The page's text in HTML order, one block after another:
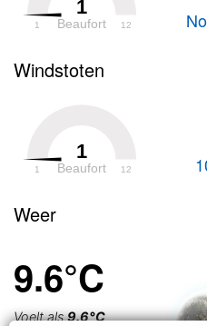
1
Beaufort
1 12
Windstoten
1
Beaufort
1 12
Weer
9.6°C
Voelt als9.6°C